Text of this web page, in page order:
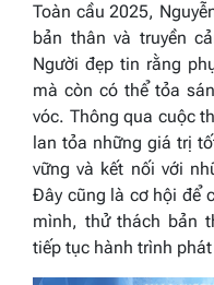
Toàn cầu 2025,
bản thân và truyền
Người đẹp tin rằng
mà còn có thể tỏa
vóc. Thông qua cuộc
lan tỏa những giá trị
vững và kết nối với
Đây cũng là cơ hội để
mình, thử thách bản
tiếp tục hành trình